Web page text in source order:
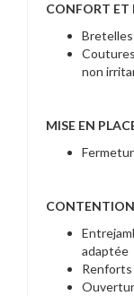
CONFORT
non
MISE EN
adaptée